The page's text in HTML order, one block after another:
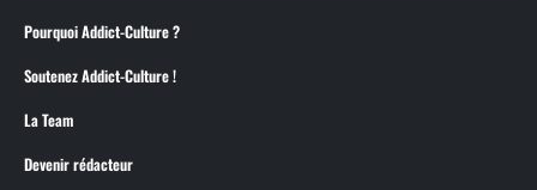
Pourquoi Addict-Culture ?
Soutenez Addict-Culture !
La Team
Devenir rédacteur